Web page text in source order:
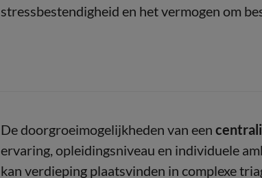
stressbestendigheid en het vermogen om
De doorgroeimogelijkheden van een
ervaring, opleidingsniveau en individuele
kan verdieping plaatsvinden in complexe